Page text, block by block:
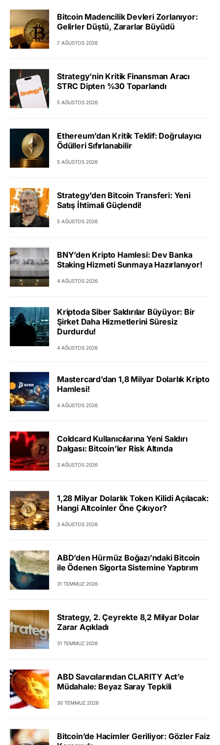
Bitcoin Madencilik Devleri Zorlanıyor:
Gelirler Düştü, Zararlar Büyüdü
7 AĞUSTOS 2026
Strategy’nin Kritik Finansman Aracı
STRC Dipten %30 Toparlandı
5 AĞUSTOS 2026
Ethereum’dan Kritik Teklif: Doğrulayıcı
Ödülleri Sıfırlanabilir
5 AĞUSTOS 2026
Strategy’den Bitcoin Transferi: Yeni
Satış İhtimali Güçlendi!
5 AĞUSTOS 2026
BNY’den Kripto Hamlesi: Dev Banka
Staking Hizmeti Sunmaya Hazırlanıyor!
4 AĞUSTOS 2026
Kriptoda Siber Saldırılar Büyüyor: Bir
Şirket Daha Hizmetlerini Süresiz
Durdurdu!
4 AĞUSTOS 2026
Mastercard’dan 1,8 Milyar Dolarlık Kripto
Hamlesi!
4 AĞUSTOS 2026
Coldcard Kullanıcılarına Yeni Saldırı
Dalgası: Bitcoin’ler Risk Altında
3 AĞUSTOS 2026
1,28 Milyar Dolarlık Token Kilidi Açılacak:
Hangi Altcoinler Öne Çıkıyor?
3 AĞUSTOS 2026
ABD’den Hürmüz Boğazı’ndaki Bitcoin
ile Ödenen Sigorta Sistemine Yaptırım
31 TEMMUZ 2026
Strategy, 2. Çeyrekte 8,2 Milyar Dolar
Zarar Açıkladı
31 TEMMUZ 2026
ABD Savcılarından CLARITY Act’e
Müdahale: Beyaz Saray Tepkili
30 TEMMUZ 2026
Bitcoin’de Hacimler Geriliyor: Gözler Faiz